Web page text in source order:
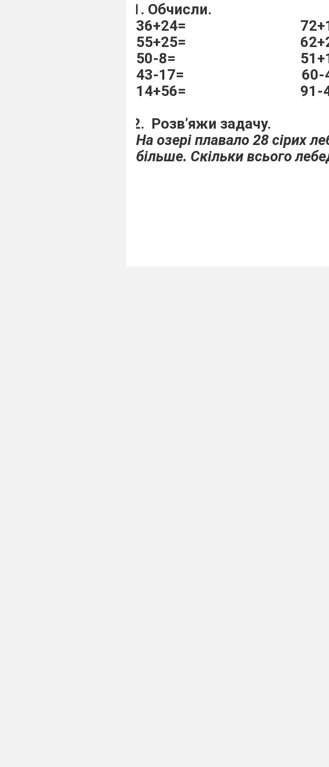
Обчисли.
36+24=
55+25=
50-8=
43-17=
60-
14+56=
91-
Розв’яжи задачу.
На озері плавало 28 сірих
більше. Скільки всього